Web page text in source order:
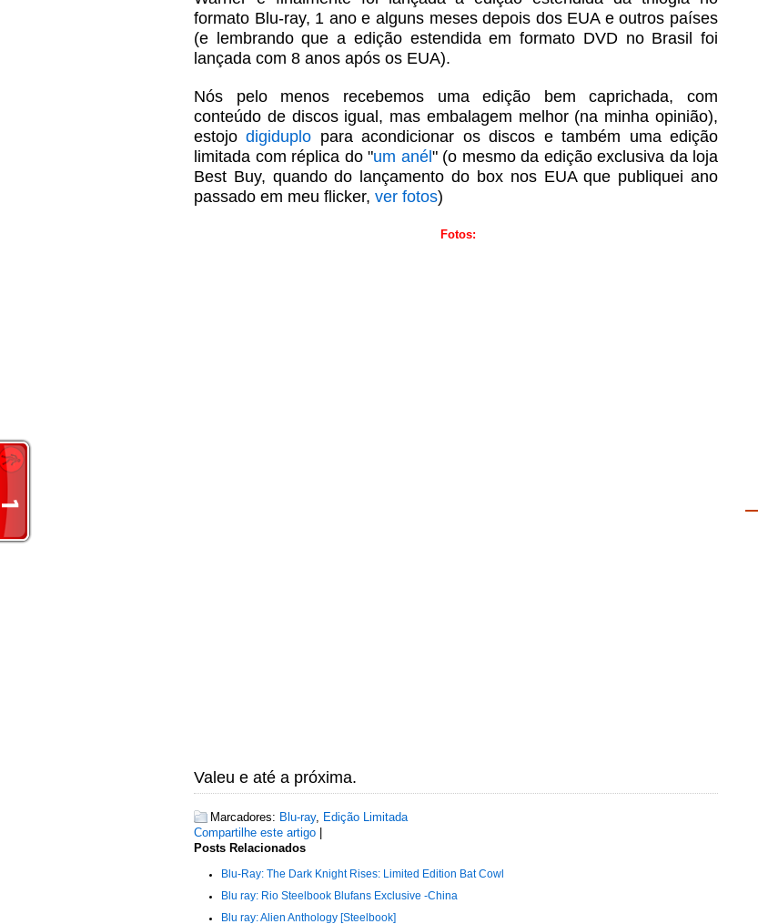
formato Blu-ray, 1 ano e alguns meses depois dos EUA e outros países
(e lembrando que a edição estendida em formato DVD no Brasil foi
lançada com 8 anos após os EUA).
Nós pelo menos recebemos uma edição bem caprichada, com
conteúdo de discos igual, mas embalagem melhor (na minha opinião),
estojodigiduplo para acondicionar os discos e também uma edição
limitada com réplica do "um anél " (o mesmo da edição exclusiva da loja
Best Buy, quando do lançamento do box nos EUA que publiquei ano
passado em meu flicker, ver fotos)
Fotos:
Valeu e até a próxima.
Marcadores: Blu-ray, Edição Limitada
Compartilhe este artigo
Posts Relacionados
Blu-Ray: The Dark Knight Rises: Limited Edition Bat Cowl
Blu ray: Rio Steelbook Blufans Exclusive -China
Blu ray: Alien Anthology [Steelbook]